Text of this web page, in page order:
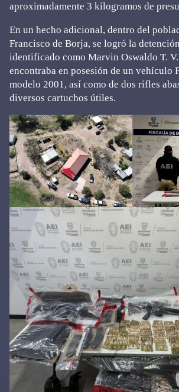
aproximadamente 3 kilogramos de
En un hecho adicional, dentro del
Francisco de Borja, se logró la
identificado como Marvin Oswaldo T.
encontraba en posesión de un vehículo
modelo 2001, así como de dos rifles
diversos cartuchos útiles.